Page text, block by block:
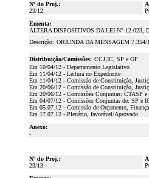
Nº do Proj.:
23/12
Ementa:
ALTERA DISPOSITIVOS DA LEI N° 12.023,
Descrição: ORIUNDA DA MENSAGEM 7.354/
Distribuição/Comissões: CCJ,IC, SP e OF
Em 10/04/12 - Departamento Legislativo
Em 11/04/12 - Leitura no Expediente
Em 11/04/12 - Comissão de Constituição,
Em 20/06/12 - Comissão de Constituição,
Em 20/06/12 - Comissões Conjuntas: CTASP
Em 04/07/12 - Comissões Conjuntas de: SP e
Em 05.07.12 - Comissão de Orçamento,
Em 17.07.12 - Plenário, favorável/Aprovado
Anexo:
-
Nº do Proj.:
23/13